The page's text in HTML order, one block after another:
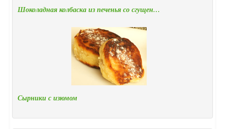
Шоколадная колбаска из печенья со сгущен…
Сырники с изюмом